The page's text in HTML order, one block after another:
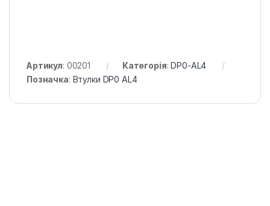
Артикул: 00201 Категорія:DP0-AL4
Позначка: Втулки DP0 AL4